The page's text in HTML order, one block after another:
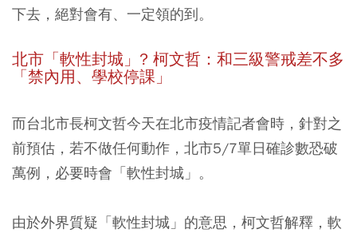
下去，絕對會有、一定領的到。
北市「軟性封城」? 柯文哲：和三級警戒差不多
「禁內用、學校停課」
而台北市長柯文哲今天在北市疫情記者會時，針對之
前預估，若不做任何動作，北市5/7單日確診數恐破
萬例，必要時會「軟性封城」。
由於外界質疑「軟性封城」的意思，柯文哲解釋，軟